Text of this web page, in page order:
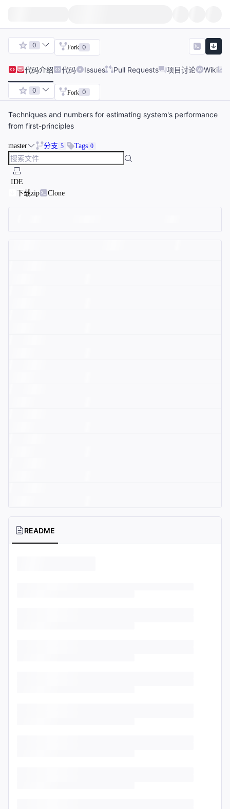
0 Fork 0
代码介绍 代码 Issues Pull Requests 项目讨论 Wiki
0 Fork 0
Techniques and numbers for estimating system's performance
from first-principles
master 分支 5 Tags 0
IDE
下载zip
Clone
README